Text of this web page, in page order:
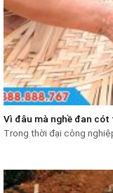
Vì đâu mà nghề đan
Trong thời đại công